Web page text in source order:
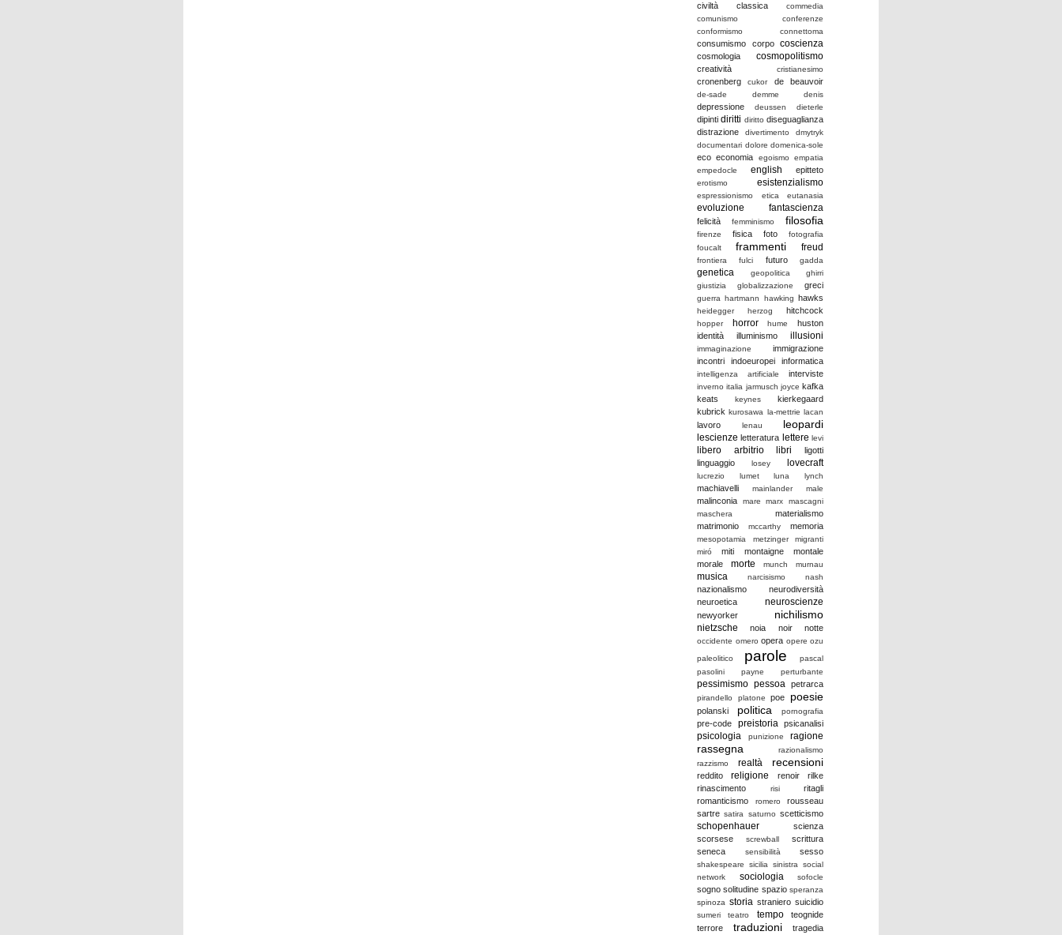
civiltà classica
commedia
comunismo
conferenze
conformismo
connettoma
consumismo corpo coscienza
cosmologia cosmopolitismo
creatività cristianesimo
cronenberg cukor de beauvoir
de-sade demme denis
depressione deussen dieterle
dipinti diritti diritto diseguaglianza
distrazione
divertimento
dmytryk
documentari dolore domenica-sole
eco economia egoismo
empatia
empedocle
english epitteto
erotismo esistenzialismo
espressionismo etica eutanasia
evoluzione fantascienza
felicità femminismo filosofia
firenze fisica foto
fotografia
foucalt
frammenti freud
frontiera fulci futuro gadda
genetica geopolitica
ghirri
giustizia
globalizzazione greci
guerra hartmann hawking hawks
heidegger herzog hitchcock
hopper horror hume
huston
identità
illuminismo illusioni
immaginazione
immigrazione
incontri
indoeuropei informatica
intelligenza artificiale interviste
inverno italia jarmusch joyce kafka
keats
keynes
kierkegaard
kubrick kurosawa la-mettrie lacan
lavoro lenau leopardi
lescienze letteratura lettere levi
libero arbitrio libri
ligotti
linguaggio
losey lovecraft
lucrezio lumet luna lynch
machiavelli mainlander male
malinconia mare marx
mascagni
maschera
materialismo
matrimonio
mccarthy memoria
mesopotamia metzinger
migranti
miró
miti montaigne
montale
morale
morte munch murnau
musica narcisismo nash
nazionalismo
neurodiversità
neuroetica
neuroscienze
newyorker nichilismo
nietzsche noia noir notte
occidente omero opera opere ozu
paleolitico
parole
pascal
pasolini
payne perturbante
pessimismo pessoa petrarca
pirandello platone poe poesie
polanski politica pornografia
pre-code preistoria psicanalisi
psicologia punizione ragione
rassegna
razionalismo
razzismo
realtà recensioni
reddito religione renoir
rilke
rinascimento
risi
ritagli
romanticismo
romero
rousseau
sartre satira saturno scetticismo
schopenhauer
scienza
scorsese
screwball
scrittura
seneca
sensibilità sesso
shakespeare sicilia sinistra
social
network
sociologia sofocle
sogno solitudine spazio speranza
spinoza storia straniero suicidio
sumeri teatro tempo
teognide
terrore
traduzioni tragedia